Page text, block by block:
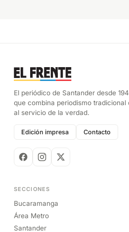
El periódico de Santander desde
que combina periodismo
al servicio de la verdad.
Edición impresa Contacto
SECCIONES
Bucaramanga
Área Metro
Santander